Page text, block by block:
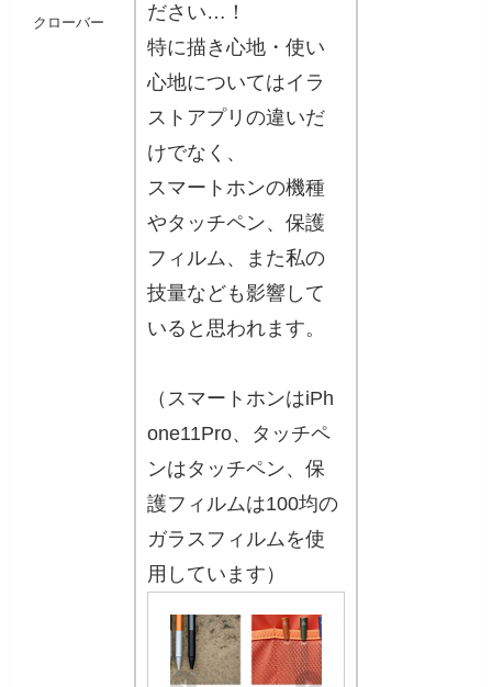
クローバー
ださい…！
特に描き心地・使い
心地についてはイラ
ストアプリの違いだ
けでなく、
スマートホンの機種
やタッチペン、保護
フィルム、また私の
技量なども影響して
いると思われます。
（スマートホンはiPh
one11Pro、タッチペ
ンはタッチペン、保
護フィルムは100均の
ガラスフィルムを使
用しています）